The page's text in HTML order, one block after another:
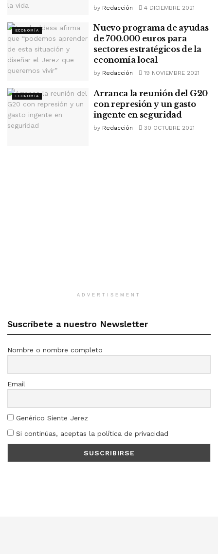
by Redacción 4 DICIEMBRE 2021
ECONOMÍA
Nuevo programa de ayudas
de 700.000 euros para
sectores estratégicos de la
economía local
by Redacción 19 NOVIEMBRE 2021
ECONOMÍA
Arranca la reunión del G20
con represión y un gasto
ingente en seguridad
by Redacción 30 OCTUBRE 2021
ADVERTISEMENT
Suscríbete a nuestro Newsletter
Nombre o nombre completo
Email
Genérico Siente Jerez
Si continúas, aceptas la política de privacidad